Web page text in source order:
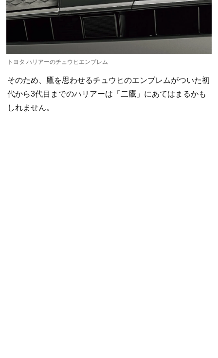
トヨタ ハリアーのチュウヒエンブレム
そのため、鷹を思わせるチュウヒのエンブレムがついた初
代から3代目までのハリアーは「二鷹」にあてはまるかも
しれません。